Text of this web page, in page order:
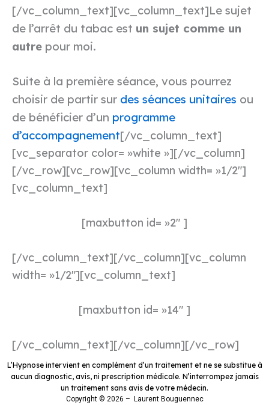
[/vc_column_text][vc_column_text]Le sujet
de l’arrêt du tabac est un sujet comme un
autre pour moi.
Suite à la première séance, vous pourrez
choisir de partir sur des séances unitaires ou
de bénéficier d’un programme
d’accompagnement[/vc_column_text]
[vc_separator color= »white »][/vc_column]
[/vc_row][vc_row][vc_column width= »1/2″]
[vc_column_text]
[maxbutton id= »2″ ]
[/vc_column_text][/vc_column][vc_column
width= »1/2″][vc_column_text]
[maxbutton id= »14″ ]
[/vc_column_text][/vc_column][/vc_row]
L’Hypnose intervient en complément d’un traitement et ne se substitue à
aucun diagnostic, avis, ni prescription médicale. N’interrompez jamais
un traitement sans avis de votre médecin.
Copyright © 2026 – Laurent Bouguennec